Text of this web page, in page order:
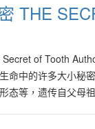
受甚至脾性。 姓名
曾经遇过一位女士
年皆总觉不顺。
后她信心大增，常
以下项目： 名字
遐想。如：吴立茂
THE
of Tooth
命中的许多大小秘
态等，遗传自父母